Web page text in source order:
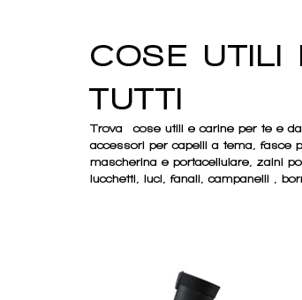
COSE UTILI
TUTTI
Trova cose utili e carine per te e
accessori per capelli a tema, fasce
mascherina e portacellulare, zaini
lucchetti, luci, fanali, campanelli ,